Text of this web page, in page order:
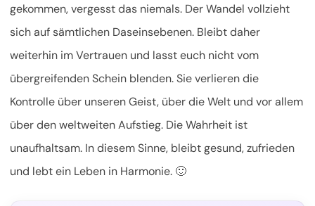
gekommen, vergesst das niemals. Der Wandel vollzieht
sich auf sämtlichen Daseinsebenen. Bleibt daher
weiterhin im Vertrauen und lasst euch nicht vom
übergreifenden Schein blenden. Sie verlieren die
Kontrolle über unseren Geist, über die Welt und vor allem
über den weltweiten Aufstieg. Die Wahrheit ist
unaufhaltsam. In diesem Sinne, bleibt gesund, zufrieden
und lebt ein Leben in Harmonie. 🙂